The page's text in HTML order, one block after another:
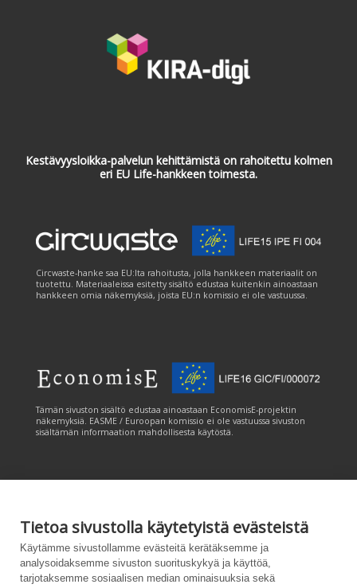
Tietoa sivustolla käytetyistä evästeistä
Käytämme sivustollamme evästeitä kerätäksemme ja
analysoidaksemme sivuston suorituskykyä ja käyttöä,
tarjotaksemme sosiaalisen median ominaisuuksia sekä
Kestävyysloikka-palvelun kehittämistä on rahoitettu kolmen
eri EU Life-hankkeen toimesta.
Circwaste-hanke saa EU:lta rahoitusta, jolla hankkeen materiaalit on
tuotettu. Materiaaleissa esitetty sisältö edustaa kuitenkin ainoastaan
hankkeen omia näkemyksiä, joista EU:n komissio ei ole vastuussa.
Tämän sivuston sisältö edustaa ainoastaan EconomisE-projektin
näkemyksiä. EASME / Euroopan komissio ei ole vastuussa sivuston
sisältämän informaation mahdollisesta käytöstä.
Tämän sivuston tuottamiseen on saatu rahoitusta Euroopan unionin
LIFE-ohjelmasta. Tämän sivuston sisältö edustaa ainoastaan
CANEMURE-hankkeen näkemyksiä ja EASME/EU:n komissio ei ole
vastuussa sivuston sisältämän informaation mahdollisesta käytöstä.